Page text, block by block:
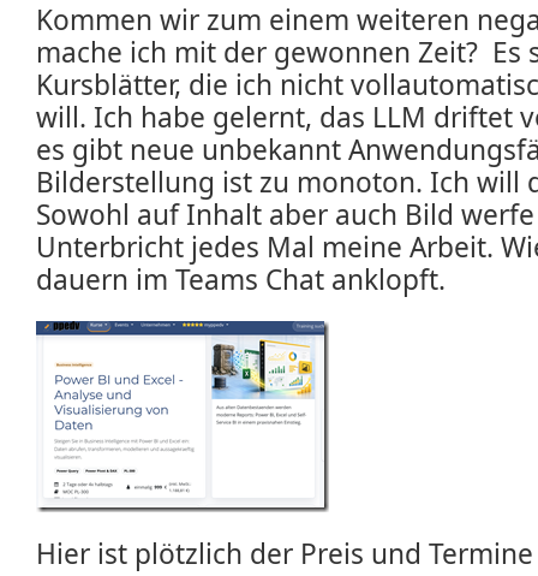
Kommen wir zum einem weiteren
mache ich mit der gewonnen Zeit? Es
Kursblätter, die ich nicht
will. Ich habe gelernt, das LLM driftet
es gibt neue unbekannt
Bilderstellung ist zu monoton. Ich will
Sowohl auf Inhalt aber auch Bild
Unterbricht jedes Mal meine Arbeit.
dauern im Teams Chat anklopft.
Hier ist plötzlich der Preis und